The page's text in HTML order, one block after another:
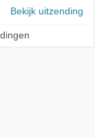
Bekijk uitzending